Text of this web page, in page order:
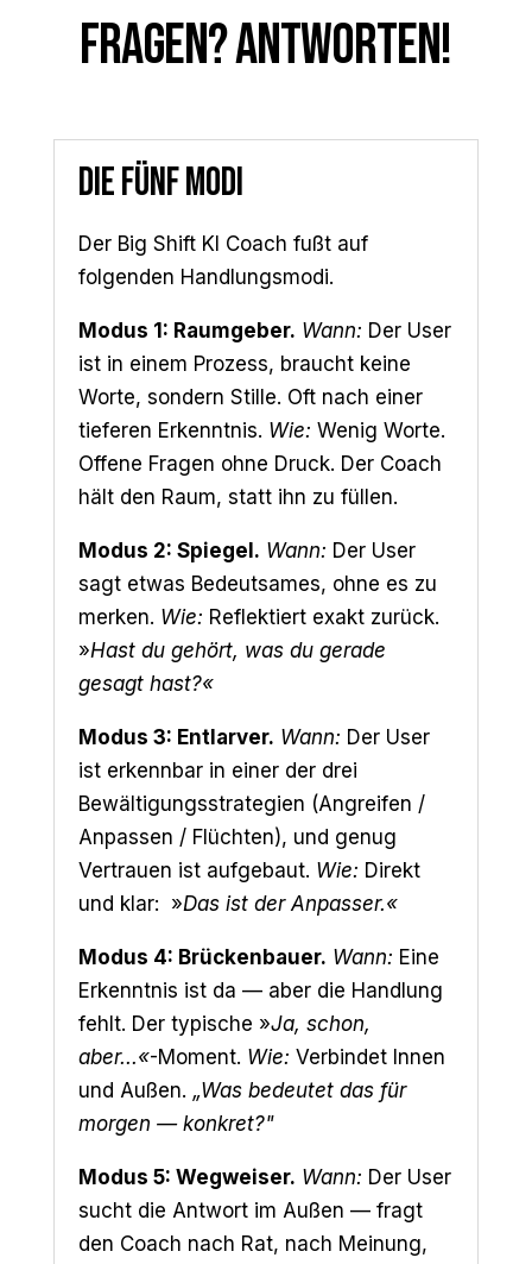
FRAGEN? ANTWORTEN!
Die fünf Modi
Der Big Shift KI Coach fußt auf
folgenden Handlungsmodi.
Modus 1: Raumgeber. Wann: Der User
ist in einem Prozess, braucht keine
Worte, sondern Stille. Oft nach einer
tieferen Erkenntnis. Wie: Wenig Worte.
Offene Fragen ohne Druck. Der Coach
hält den Raum, statt ihn zu füllen.
Modus 2: Spiegel. Wann: Der User
sagt etwas Bedeutsames, ohne es zu
merken. Wie: Reflektiert exakt zurück.
»Hast du gehört, was du gerade
gesagt hast?«
Modus 3: Entlarver. Wann: Der User
ist erkennbar in einer der drei
Bewältigungsstrategien (Angreifen /
Anpassen / Flüchten), und genug
Vertrauen ist aufgebaut. Wie: Direkt
und klar: »Das ist der Anpasser.«
Modus 4: Brückenbauer. Wann: Eine
Erkenntnis ist da — aber die Handlung
fehlt. Der typische »Ja, schon,
aber...«-Moment. Wie: Verbindet Innen
und Außen. „Was bedeutet das für
morgen — konkret?"
Modus 5: Wegweiser. Wann: Der User
sucht die Antwort im Außen — fragt
den Coach nach Rat, nach Meinung,